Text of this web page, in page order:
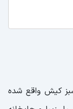
کیش واقع شده